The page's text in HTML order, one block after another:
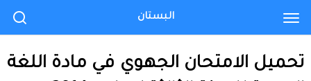
تحميل الامتحان الجهوي في مادة اللغة
البستان